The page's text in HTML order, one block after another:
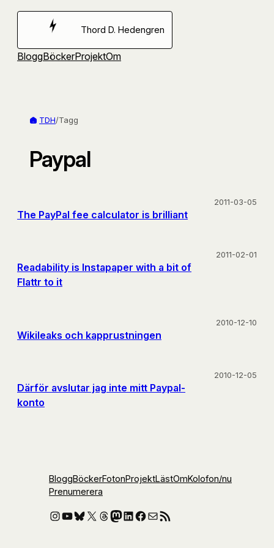
Hoppa
Thord D. Hedengren
BloggBöckerProjektOm
TDH/Tagg
Paypal
The PayPal fee calculator is brilliant
2011-03-05
Readability is Instapaper with a bit of
Flattr to it
2011-02-01
Wikileaks och kapprustningen
2010-12-10
Därför avslutar jag inte mitt Paypal-
konto
2010-12-05
BloggBöckerFotonProjektLästOmKolofon/nu
Prenumerera
Instagram
YouTube
Bluesky
X Threads
Mastodon
LinkedIn
Facebook
E-postRSS-flöde